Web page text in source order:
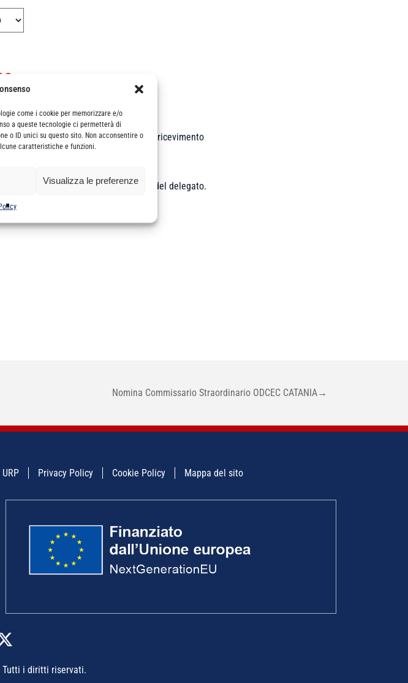
come i cookie per memorizzare e/o
a queste tecnologie ci permetterà di
o ID unici su questo sito. Non acconsentire o
caratteristiche e funzioni.
Visualizza le preferenze
Segreteria dell’Ordine negli orari di ricevimento
di identità del delegante e del delegato.
Nomina Commissario Straordinario ODCEC CATANIA→
URP Privacy Policy Cookie Policy Mappa del sito
Tutti i diritti riservati.